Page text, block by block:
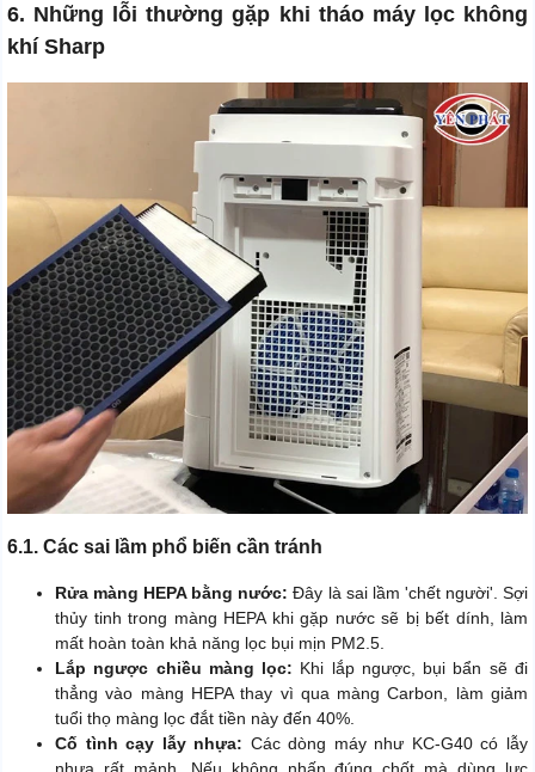
6. Những lỗi thường gặp khi tháo máy lọc không
khí Sharp
6.1. Các sai lầm phổ biến cần tránh
Rửa màng HEPA bằng nước: Đây là sai lầm 'chết người'. Sợi
thủy tinh trong màng HEPA khi gặp nước sẽ bị bết dính, làm
mất hoàn toàn khả năng lọc bụi mịn PM2.5.
Lắp ngược chiều màng lọc: Khi lắp ngược, bụi bẩn sẽ đi
thẳng vào màng HEPA thay vì qua màng Carbon, làm giảm
tuổi thọ màng lọc đắt tiền này đến 40%.
Cố tình cạy lẫy nhựa: Các dòng máy như KC-G40 có lẫy
nhựa rất mảnh. Nếu không nhấn đúng chốt mà dùng lực